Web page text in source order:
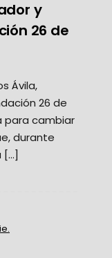
y
26 de
Ávila,
26 de
para cambiar
durante
[…]